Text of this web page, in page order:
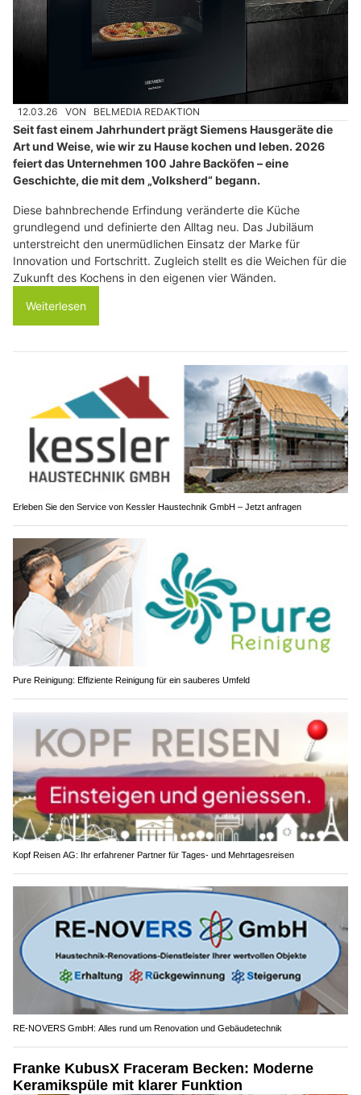
12.03.26 VON BELMEDIA REDAKTION
Seit fast einem Jahrhundert prägt Siemens Hausgeräte die
Art und Weise, wie wir zu Hause kochen und leben. 2026
feiert das Unternehmen 100 Jahre Backöfen – eine
Geschichte, die mit dem „Volksherd“ begann.
Diese bahnbrechende Erfindung veränderte die Küche
grundlegend und definierte den Alltag neu. Das Jubiläum
unterstreicht den unermüdlichen Einsatz der Marke für
Innovation und Fortschritt. Zugleich stellt es die Weichen für die
Zukunft des Kochens in den eigenen vier Wänden.
Weiterlesen
Erleben Sie den Service von Kessler Haustechnik GmbH – Jetzt anfragen
Pure Reinigung: Effiziente Reinigung für ein sauberes Umfeld
Kopf Reisen AG: Ihr erfahrener Partner für Tages- und Mehrtagesreisen
RE-NOVERS GmbH: Alles rund um Renovation und Gebäudetechnik
Franke KubusX Fraceram Becken: Moderne
Keramikspüle mit klarer Funktion